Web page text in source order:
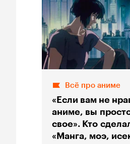
Всё про аниме
«Если вам не
аниме, вы
свое». Кто
«Манга, моэ,